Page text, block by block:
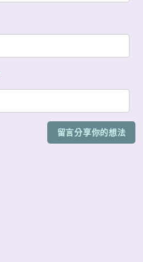
留言分享你的想法